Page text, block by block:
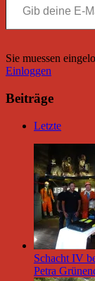
Sie muessen
Einloggen
Beiträge
Letzte
Schacht IV
Petra